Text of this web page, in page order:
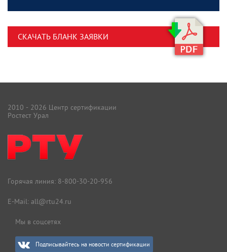
СКАЧАТЬ БЛАНК ЗАЯВКИ
2010 - 2026 Центр сертификации
Ростест Урал
Горячая линия: 8-800-30-20-956
E-Mail: all@rtu24.ru
Мы в соцсетях
Подписывайтесь на новости сертификации